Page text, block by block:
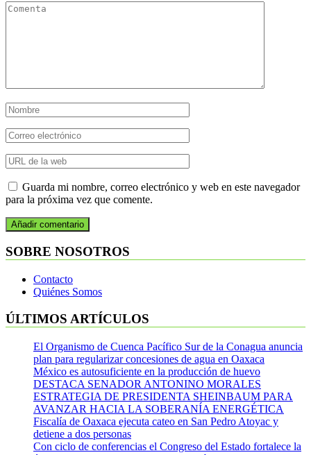
Guarda mi nombre, correo electrónico y web en este navegador
para la próxima vez que comente.
SOBRE NOSOTROS
Contacto
Quiénes Somos
ÚLTIMOS ARTÍCULOS
El Organismo de Cuenca Pacífico Sur de la Conagua anuncia
plan para regularizar concesiones de agua en Oaxaca
México es autosuficiente en la producción de huevo
DESTACA SENADOR ANTONINO MORALES
ESTRATEGIA DE PRESIDENTA SHEINBAUM PARA
AVANZAR HACIA LA SOBERANÍA ENERGÉTICA
Fiscalía de Oaxaca ejecuta cateo en San Pedro Atoyac y
detiene a dos personas
Con ciclo de conferencias el Congreso del Estado fortalece la